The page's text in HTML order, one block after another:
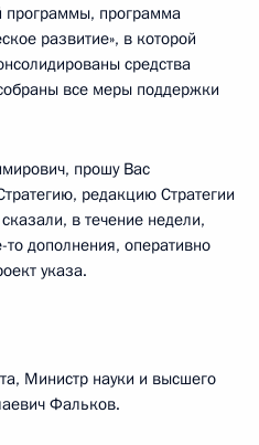
программы, программа
развитие», в которой
средства
все меры поддержки
прошу Вас
редакцию Стратегии
в течение недели,
то дополнения, оперативно
указа.
Министр науки и высшего
Фальков.